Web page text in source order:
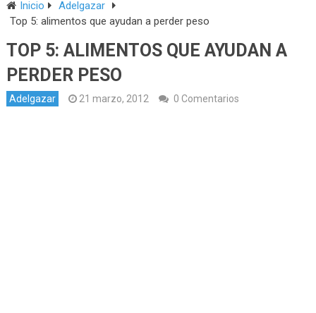
Inicio
Adelgazar
Top 5: alimentos que ayudan a perder peso
TOP 5: ALIMENTOS QUE AYUDAN A
PERDER PESO
Adelgazar 21 marzo, 2012 0 Comentarios